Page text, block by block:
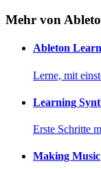
Mehr von
Ableton Learn
Lerne, mit
Learning
Erste Schritte
Making Music